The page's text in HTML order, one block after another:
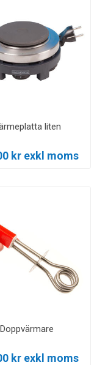
liten
kr exkl moms
Doppvärmare
kr exkl moms